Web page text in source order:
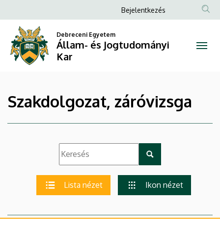
Állam-
és
Jogtudományi
a
tartalomra
Anonim
fiók
menüje
Bejelentkezés
Debreceni Egyetem
Állam- és Jogtudományi
Kar
Szakdolgozat, záróvizsga
Lista nézet Ikon nézet